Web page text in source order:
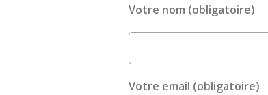
Votre nom (obligatoire)
Votre email (obligatoire)